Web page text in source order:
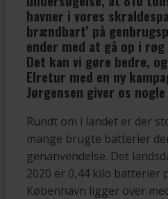
havner i vores
brændbart’ på
ender med at gå op i
Det kan vi gøre bedre,
Elretur med en ny
Jørgensen giver os
Rundt om i landet er der
mange brugte batterier
genanvendelse. Det
2020 er 0,44 kilo batterier
København ligger over